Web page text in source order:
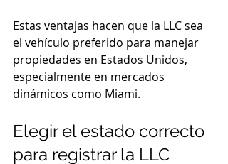
Estas ventajas hacen que la LLC sea
el vehículo preferido para manejar
propiedades en Estados Unidos,
especialmente en mercados
dinámicos como Miami.
Elegir el estado correcto
para registrar la LLC